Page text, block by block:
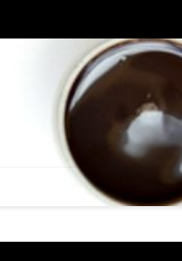
Miłość i partnerstwo nie zawsze idą